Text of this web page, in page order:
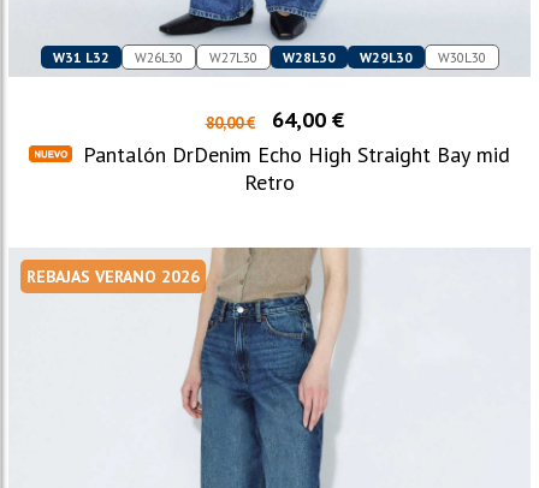
W31 L32 W26L30 W27L30 W28L30 W29L30 W30L30
80,00 €
64,00 €
Pantalón DrDenim Echo High Straight Bay mid
Retro
REBAJAS VERANO 2026